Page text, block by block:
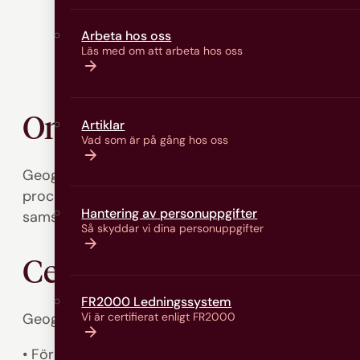
Arbeta hos oss
Läs med om att arbeta hos oss
Artiklar
Vad som är på gång hos oss
Hantering av personuppgifter
Så skyddar vi dina personuppgifter
FR2000 Ledningssystem
Vi är certifierat enligt FR2000
Om utbildningen
Geografi, nivå 1 syftar till att du ska utveckla
processer. Undervisningen ska bidra till förståelse
samspelar samt hur geografiska förhållanden
Centrala delar i
Geografi, nivå 1 omfattar undervisning som ger
• Förstå geografiska begrepp, modeller och